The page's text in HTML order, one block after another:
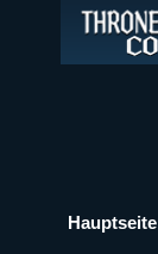
Hauptseite